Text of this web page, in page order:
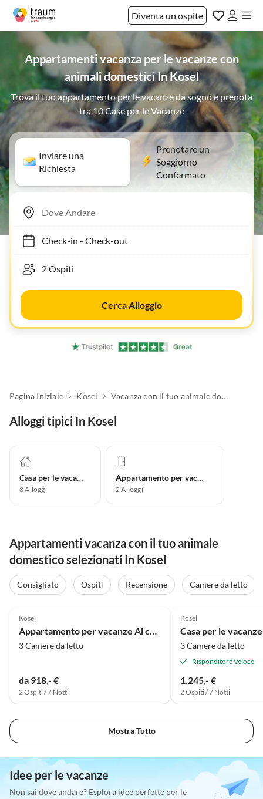
Diventa un ospite
Appartamenti vacanza per le vacanze con
animali domestici In Kosel
Trova il tuo appartamento per le vacanze da sogno e prenota
tra 10 Case per le Vacanze
Inviare una
Richiesta
Prenotare un
Soggiorno
Confermato
Check-in- Check-out
Cerca Alloggio
Pagina Iniziale Kosel Vacanza con il tuo animale domestico
Alloggi tipici In Kosel
Casa per le vacanze
8Alloggi
Appartamento per vacanze
2Alloggi
Appartamenti vacanza con il tuo animale
domestico selezionati In Kosel
Consigliato Ospiti Recensione Camere da letto
Kosel
3 Camere da letto
da 918,- €
2 Ospiti / 7 Notti
Kosel
3 Camere da letto
Risponditore Veloce
1.245,- €
2 Ospiti / 7 Notti
Mostra Tutto
Idee per le vacanze
Non sai dove andare? Esplora idee perfette per le